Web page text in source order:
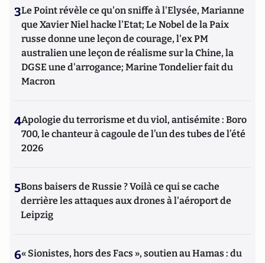
3Le Point révèle ce qu'on sniffe à l'Elysée, Marianne
que Xavier Niel hacke l'Etat; Le Nobel de la Paix
russe donne une leçon de courage, l'ex PM
australien une leçon de réalisme sur la Chine, la
DGSE une d'arrogance; Marine Tondelier fait du
Macron
4Apologie du terrorisme et du viol, antisémite : Boro
700, le chanteur à cagoule de l’un des tubes de l’été
2026
5Bons baisers de Russie ? Voilà ce qui se cache
derrière les attaques aux drones à l'aéroport de
Leipzig
6« Sionistes, hors des Facs », soutien au Hamas : du